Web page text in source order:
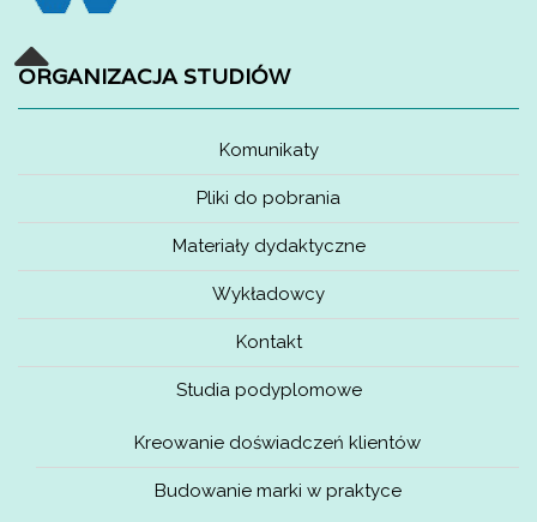
ORGANIZACJA STUDIÓW
Komunikaty
Pliki do pobrania
Materiały dydaktyczne
Wykładowcy
Kontakt
Studia podyplomowe
Kreowanie doświadczeń klientów
Budowanie marki w praktyce